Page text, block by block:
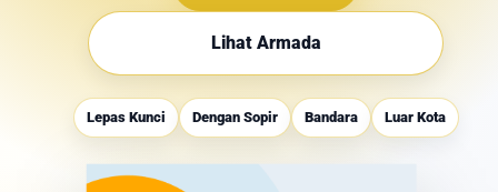
Lihat Armada
Lepas Kunci Dengan Sopir Bandara Luar Kota